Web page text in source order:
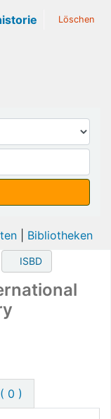
Löschen
Bibliotheken
ISBD
0 )